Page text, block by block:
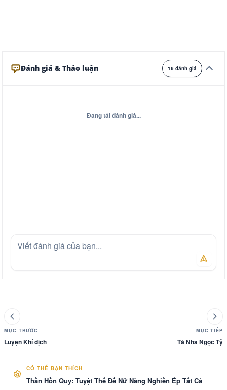
Đánh giá & Thảo luận 16 đánh giá
Đang tải đánh giá...
MỤC TRƯỚC
Luyện Khí dịch
MỤC TIẾP
Tà Nha Ngọc Tỷ
CÓ THỂ BẠN THÍCH
Thần Hồn Quy: Tuyệt Thế Đế Nữ Nàng Nghiền Ép Tất Cả